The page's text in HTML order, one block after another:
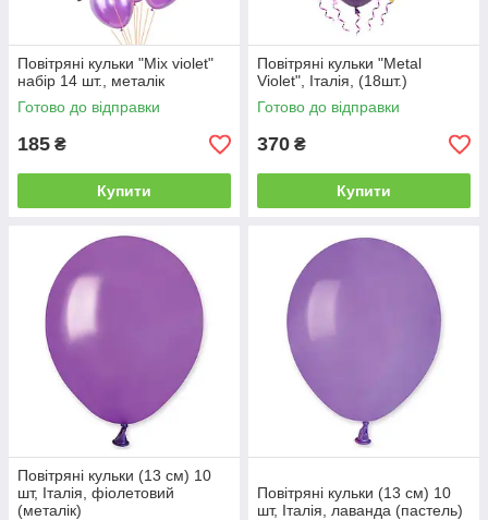
Повітряні кульки "Mix violet"
набір 14 шт., металік
Готово до відправки
185 ₴
Купити
Повітряні кульки "Metal
Violet", Італія, (18шт.)
Готово до відправки
370 ₴
Купити
Повітряні кульки (13 см) 10
шт, Італія, фіолетовий
(металік)
Повітряні кульки (13 см) 10
шт, Італія, лаванда (пастель)